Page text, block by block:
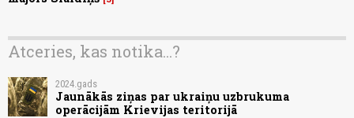
Atceries, kas notika...?
2024.gads
Jaunākās ziņas par ukraiņu uzbrukuma
operācijām Krievijas teritorijā